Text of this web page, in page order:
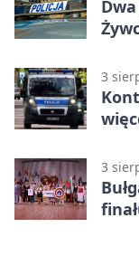
3
3